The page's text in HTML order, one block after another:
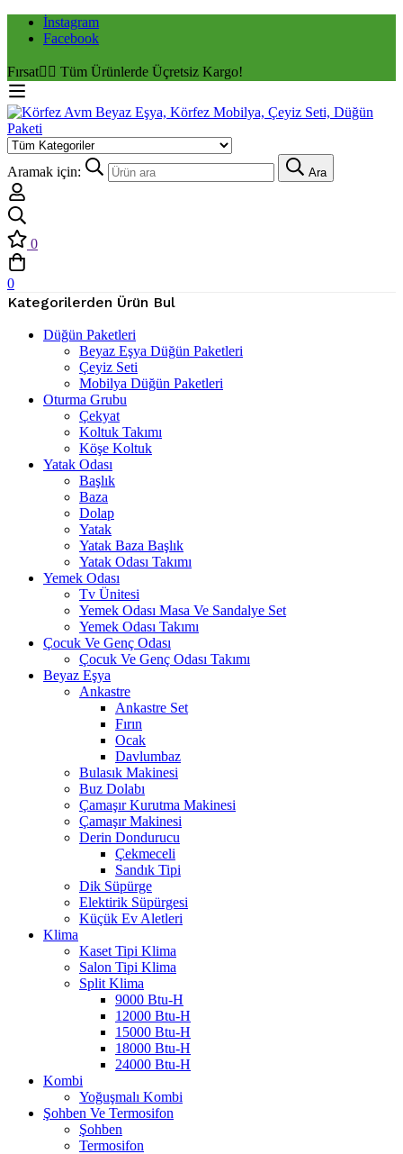
İnstagram
Facebook
Fırsat✌🏼 Tüm Ürünlerde Üçretsiz Kargo!
Aramak için: Ara
0
0
Kategorilerden Ürün Bul
Düğün Paketleri
Beyaz Eşya Düğün Paketleri
Çeyiz Seti
Mobilya Düğün Paketleri
Oturma Grubu
Çekyat
Koltuk Takımı
Köşe Koltuk
Yatak Odası
Başlık
Baza
Dolap
Yatak
Yatak Baza Başlık
Yatak Odası Takımı
Yemek Odası
Tv Ünitesi
Yemek Odası Masa Ve Sandalye Set
Yemek Odası Takımı
Çocuk Ve Genç Odası
Çocuk Ve Genç Odası Takımı
Beyaz Eşya
Ankastre
Ankastre Set
Fırın
Ocak
Davlumbaz
Bulasık Makinesi
Buz Dolabı
Çamaşır Kurutma Makinesi
Çamaşır Makinesi
Derin Dondurucu
Çekmeceli
Sandık Tipi
Dik Süpürge
Elektirik Süpürgesi
Küçük Ev Aletleri
Klima
Kaset Tipi Klima
Salon Tipi Klima
Split Klima
9000 Btu-H
12000 Btu-H
15000 Btu-H
18000 Btu-H
24000 Btu-H
Kombi
Yoğuşmalı Kombi
Şohben Ve Termosifon
Şohben
Termosifon